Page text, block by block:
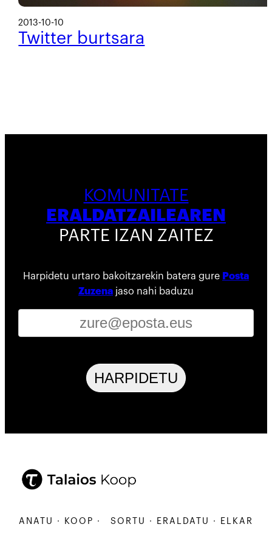
2013-10-10
Twitter burtsara
KOMUNITATE
ERALDATZAILEAREN
PARTE IZAN ZAITEZ
Harpidetu urtaro bakoitzarekin batera gure Posta
Zuzena jaso nahi baduzu
HARPIDETU
· KOOP · SORTU · ERALDATU ·